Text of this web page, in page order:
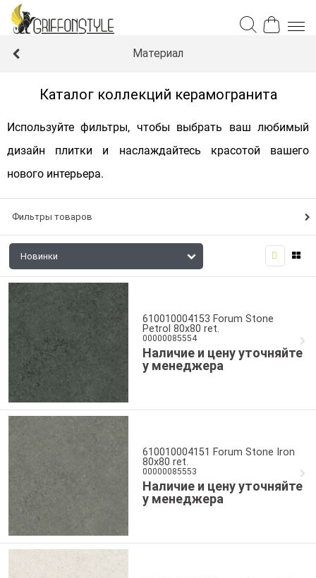
Материал
Каталог коллекций керамогранита
Используйте фильтры, чтобы выбрать ваш любимый
дизайн плитки и наслаждайтесь красотой вашего
нового интерьера.
Фильтры товаров
610010004153 Forum Stone
Petrol 80x80 ret.
00000085554
Наличие и цену уточняйте
у менеджера
610010004151 Forum Stone Iron
80x80 ret.
00000085553
Наличие и цену уточняйте
у менеджера